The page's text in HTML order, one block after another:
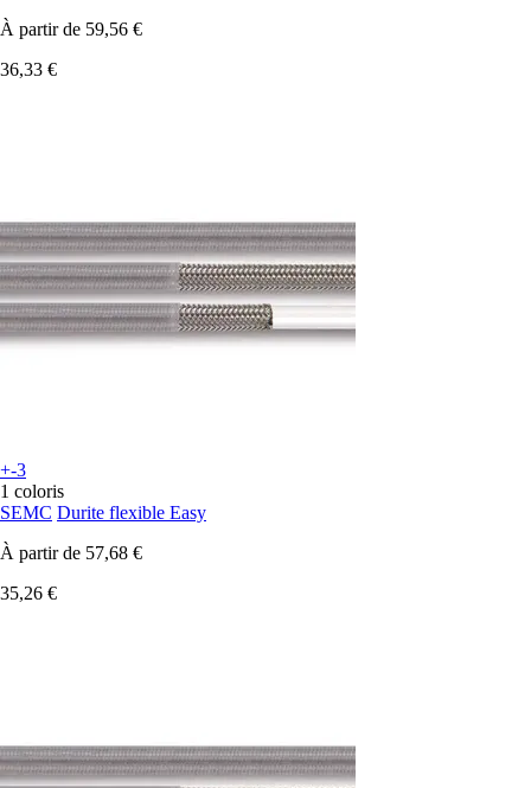
À partir de 59,56 €
36,33 €
+-3
1 coloris
SEMC Durite flexible Easy
À partir de 57,68 €
35,26 €